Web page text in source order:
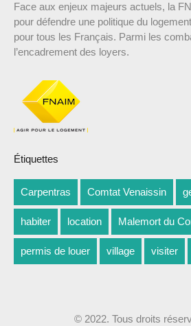
Face aux enjeux majeurs actuels, la
pour défendre une politique du
pour tous les Français. Parmi les
l’encadrement des loyers.
Étiquettes
Carpentras Comtat Venaissin
habiter location Malemort du
permis de louer village visiter
© 2022. Tous droits